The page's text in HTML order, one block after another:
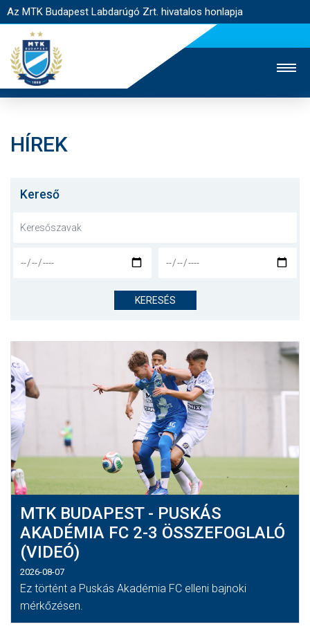
Az MTK Budapest Labdarúgó Zrt. hivatalos honlapja
JEGYÉRTÉKESÍTÉS
NYITÓLAP
CSAPATOK
KLUB
GALÉRIA
SZURKOLÓI ÉLMÉNYEK
AKKREDITÁCIÓ
HÍREK
Kereső
KERESÉS
MTK BUDAPEST - PUSKÁS
AKADÉMIA FC 2-3 ÖSSZEFOGLALÓ
(VIDEÓ)
2026-08-07
Ez történt a Puskás Akadémia FC elleni bajnoki
mérkőzésen.